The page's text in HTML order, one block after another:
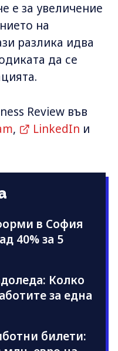
е за увеличение
на
разлика идва
да се
Review във
, LinkedIn и
в София
40% за 5
Колко
за една
билети: